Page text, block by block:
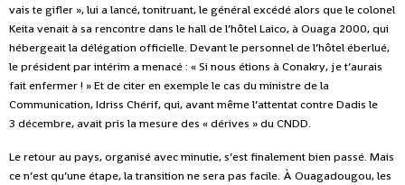
vais te gifler », lui a lancé, tonitruant, le général excédé alors que le colonel
Keita venait à sa rencontre dans le hall de l’hôtel Laico, à Ouaga 2000, qui
hébergeait la délégation officielle. Devant le personnel de l’hôtel éberlué,
le président par intérim a menacé : « Si nous étions à Conakry, je t’aurais
fait enfermer ! » Et de citer en exemple le cas du ministre de la
Communication, Idriss Chérif, qui, avant même l’attentat contre Dadis le
3 décembre, avait pris la mesure des « dérives » du CNDD.
Le retour au pays, organisé avec minutie, s’est finalement bien passé. Mais
ce n’est qu’une étape, la transition ne sera pas facile. À Ouagadougou, les